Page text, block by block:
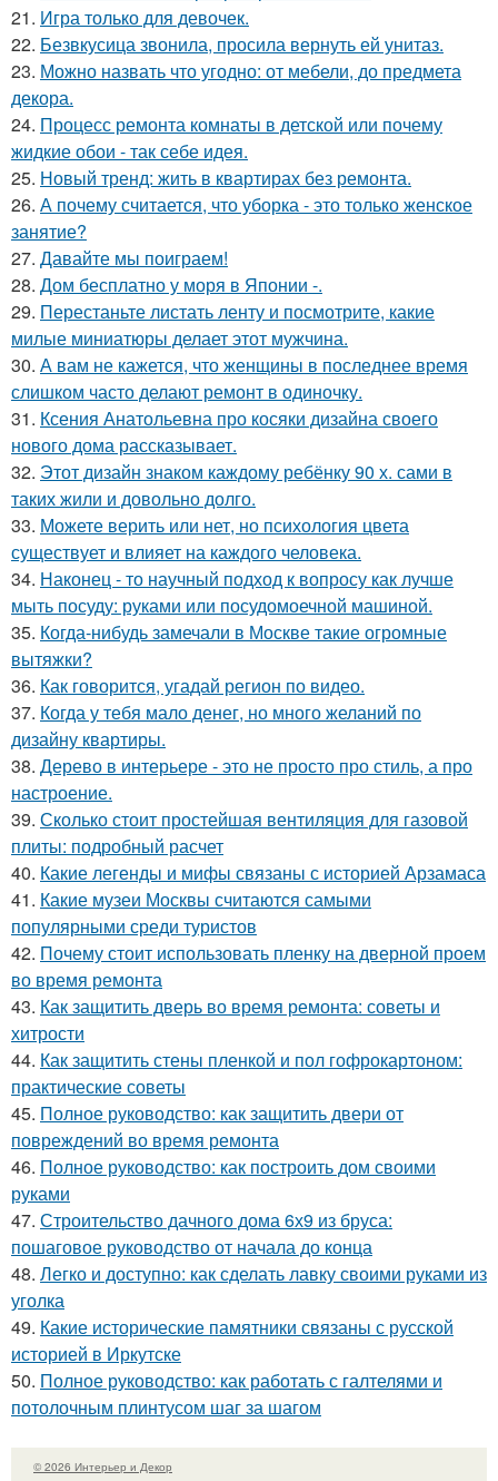
21. Игра только для девочек.
22. Безвкусица звонила, просила вернуть ей унитаз.
23. Можно назвать что угодно: от мебели, до предмета
декора.
24. Процесс ремонта комнаты в детской или почему
жидкие обои - так себе идея.
25. Новый тренд: жить в квартирах без ремонта.
26. А почему считается, что уборка - это только женское
занятие?
27. Давайте мы поиграем!
28. Дом бесплатно у моря в Японии -.
29. Перестаньте листать ленту и посмотрите, какие
милые миниатюры делает этот мужчина.
30. А вам не кажется, что женщины в последнее время
слишком часто делают ремонт в одиночку.
31. Ксения Анатольевна про косяки дизайна своего
нового дома рассказывает.
32. Этот дизайн знаком каждому ребёнку 90 х. сами в
таких жили и довольно долго.
33. Можете верить или нет, но психология цвета
существует и влияет на каждого человека.
34. Наконец - то научный подход к вопросу как лучше
мыть посуду: руками или посудомоечной машиной.
35. Когда-нибудь замечали в Москве такие огромные
вытяжки?
36. Как говорится, угадай регион по видео.
37. Когда у тебя мало денег, но много желаний по
дизайну квартиры.
38. Дерево в интерьере - это не просто про стиль, а про
настроение.
39. Сколько стоит простейшая вентиляция для газовой
плиты: подробный расчет
40. Какие легенды и мифы связаны с историей Арзамаса
41. Какие музеи Москвы считаются самыми
популярными среди туристов
42. Почему стоит использовать пленку на дверной проем
во время ремонта
43. Как защитить дверь во время ремонта: советы и
хитрости
44. Как защитить стены пленкой и пол гофрокартоном:
практические советы
45. Полное руководство: как защитить двери от
повреждений во время ремонта
46. Полное руководство: как построить дом своими
руками
47. Строительство дачного дома 6х9 из бруса:
пошаговое руководство от начала до конца
48. Легко и доступно: как сделать лавку своими руками из
уголка
49. Какие исторические памятники связаны с русской
историей в Иркутске
50. Полное руководство: как работать с галтелями и
потолочным плинтусом шаг за шагом
© 2026 Интерьер и Декор